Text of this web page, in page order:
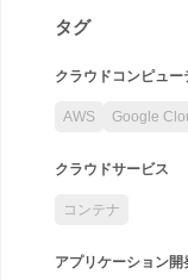
タグ
クラウドコンピュー
AWS Google
クラウドサービス
コンテナ
アプリケーション開